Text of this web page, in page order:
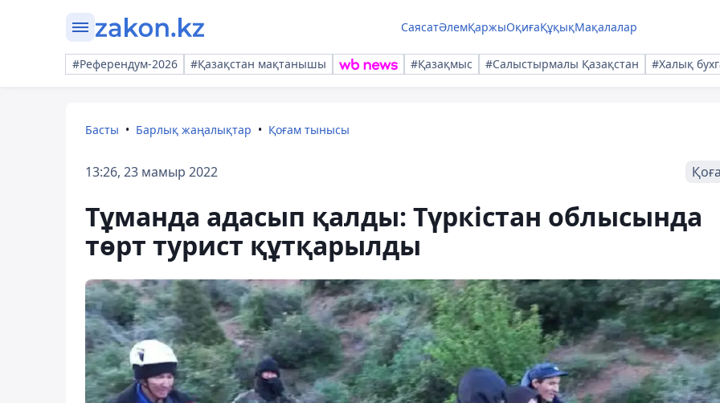
СаясатӘлемҚаржыОқиғаҚұқықМақалалар
#Референдум-2026 #Қазақстан мақтанышы #Қазақмыс #Салыстырмалы Қазақстан #Халық
Басты Барлық жаңалықтар Қоғам тынысы
13:26, 23 мамыр 2022
Тұманда адасып қалды: Түркістан облысында
төрт турист құтқарылды